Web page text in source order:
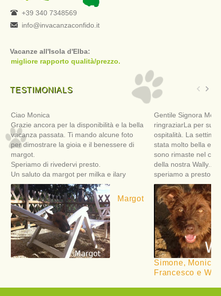
+39 340 7348569
info@invacanzaconfido.it
Vacanze all'Isola d'Elba:
migliore rapporto qualità/prezzo.
TESTIMONIALS
Ciao Monica
Grazie ancora per la disponibilità e la bella
vacanza passata. Ti mando alcune foto
per dimostrare la gioia e il benessere di
margot.
Speriamo di rivedervi presto.
Un saluto da margot per milka e ilary
Margot
Gentile Signora
ringraziarLa per sua
ospitalità. La
stata molto bella e
sono rimaste nel
della nostra Wally...
speriamo a presto!
Simone,
Francesco e